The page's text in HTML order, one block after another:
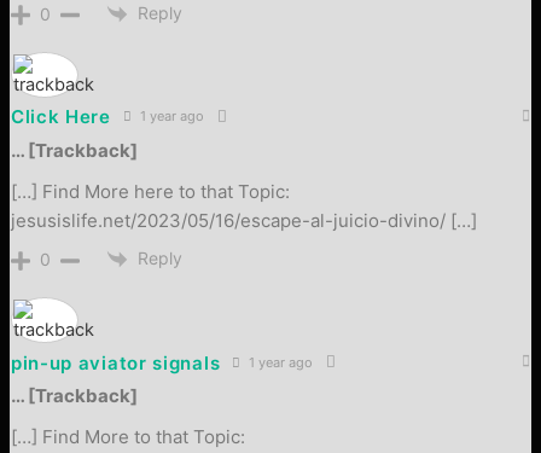
0 Reply
Click Here 1 year ago
… [Trackback]
[…] Find More here to that Topic:
jesusislife.net/2023/05/16/escape-al-juicio-divino/ […]
0 Reply
pin-up aviator signals 1 year ago
… [Trackback]
[…] Find More to that Topic: